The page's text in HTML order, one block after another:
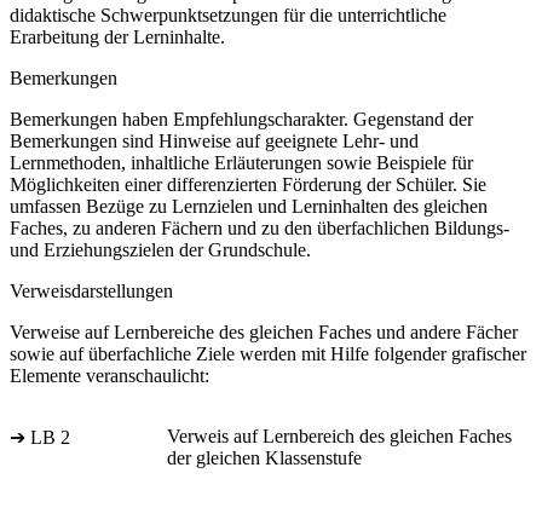
didaktische Schwerpunktsetzungen für die unterrichtliche
Erarbeitung der Lerninhalte.
Bemerkungen
Bemerkungen haben Empfehlungscharakter. Gegenstand der
Bemerkungen sind Hinweise auf geeignete Lehr- und
Lernmethoden, inhaltliche Erläuterungen sowie Beispiele für
Möglichkeiten einer differenzierten Förderung der Schüler. Sie
umfassen Bezüge zu Lernzielen und Lerninhalten des gleichen
Faches, zu anderen Fächern und zu den überfachlichen Bildungs-
und Erziehungszielen der Grundschule.
Verweisdarstellungen
Verweise auf Lernbereiche des gleichen Faches und andere Fächer
sowie auf überfachliche Ziele werden mit Hilfe folgender grafischer
Elemente veranschaulicht:
➔ LB 2
Verweis auf Lernbereich des gleichen Faches
der gleichen Klassenstufe